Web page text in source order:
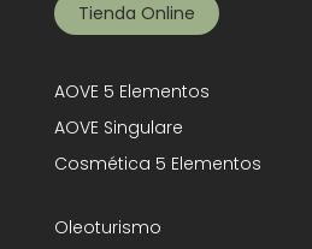
Tienda Online
AOVE 5 Elementos
AOVE Singulare
Cosmética 5 Elementos
Oleoturismo